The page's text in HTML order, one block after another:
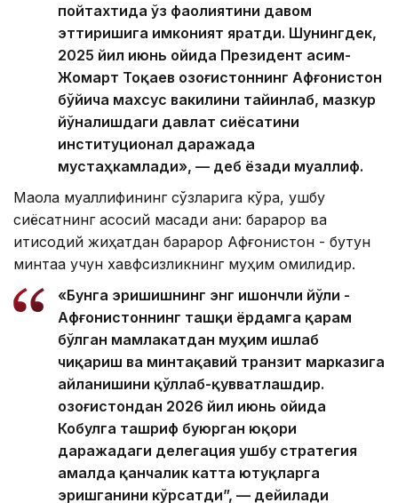
пойтахтида ўз фаолиятини давом
эттиришига имконият яратди. Шунингдек,
2025 йил июнь ойида Президент Қасим-
Жомарт Тоқаев Қозоғистоннинг Афғонистон
бўйича махсус вакилини тайинлаб, мазкур
йўналишдаги давлат сиёсатини
институционал даражада
мустаҳкамлади», — деб ёзади муаллиф.
Мақола муаллифининг сўзларига кўра, ушбу
сиёсатнинг асосий мақсади аниқ: барқарор ва
иқтисодий жиҳатдан барқарор Афғонистон - бутун
минтақа учун хавфсизликнинг муҳим омилидир.
«Бунга эришишнинг энг ишончли йўли -
Афғонистоннинг ташқи ёрдамга қарам
бўлган мамлакатдан муҳим ишлаб
чиқариш ва минтақавий транзит марказига
айланишини қўллаб-қувватлашдир.
Қозоғистондан 2026 йил июнь ойида
Кобулга ташриф буюрган юқори
даражадаги делегация ушбу стратегия
амалда қанчалик катта ютуқларга
эришганини кўрсатди”, — дейилади